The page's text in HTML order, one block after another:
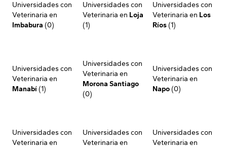
Universidades con
Veterinaria en
Imbabura (0)
Universidades con
Veterinaria en Loja
(1)
Universidades con
Veterinaria en Los
Ríos(1)
Universidades con
Veterinaria en
Manabí(1)
Universidades con
Veterinaria en
Morona Santiago
(0)
Universidades con
Veterinaria en
Napo(0)
Universidades con
Veterinaria en
Universidades con
Veterinaria en
Universidades con
Veterinaria en